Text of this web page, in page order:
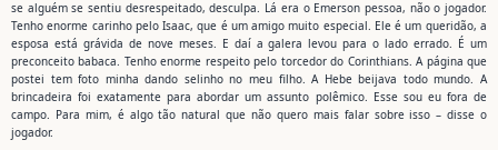
se alguém se sentiu desrespeitado, desculpa. Lá era o Emerson pessoa, não o jogador.
Tenho enorme carinho pelo Isaac, que é um amigo muito especial. Ele é um queridão, a
esposa está grávida de nove meses. E daí a galera levou para o lado errado. É um
preconceito babaca. Tenho enorme respeito pelo torcedor do Corinthians. A página que
postei tem foto minha dando selinho no meu filho. A Hebe beijava todo mundo. A
brincadeira foi exatamente para abordar um assunto polêmico. Esse sou eu fora de
campo. Para mim, é algo tão natural que não quero mais falar sobre isso – disse o
jogador.